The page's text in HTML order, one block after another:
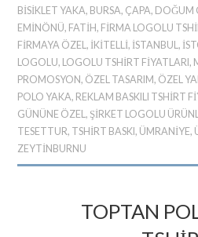
BİSİKLET YAKA, BURSA, ÇAPA, DOĞUM
EMINÖNÜ, FATIH, FIRMA LOGOLU
FIRMAYA ÖZEL, IKITELLI, ISTANBUL,
LOGOLU, LOGOLU TSHIRT FIYATLARI,
PROMOSYON, ÖZEL TASARIM, ÖZEL
POLO YAKA, REKLAM BASKILI TSHIRT
GÜNÜNE ÖZEL, ŞIRKET LOGOLU
TESETTUR, TSHIRT BASKI, ÜMRANIYE,
ZEYTINBURNU
TOPTAN